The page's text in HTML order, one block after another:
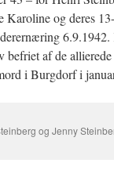
og deres
befriet af de
i Burgdorf i
og Jenny